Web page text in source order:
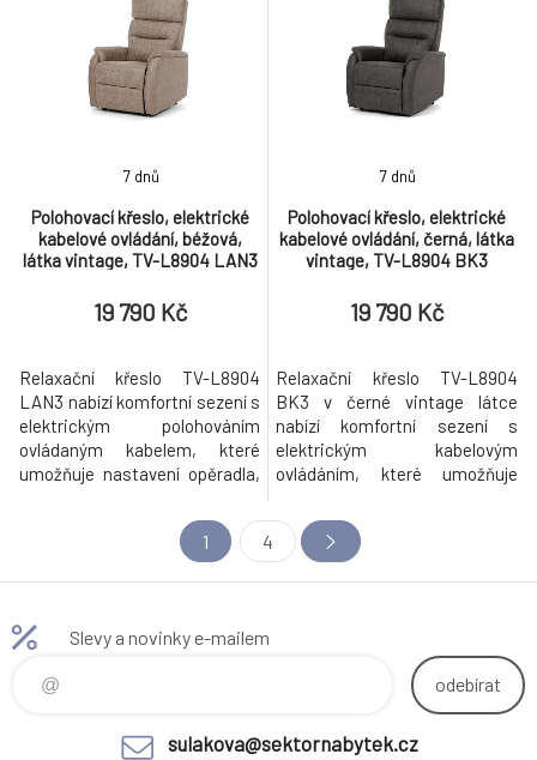
příjemnou texturu a zároveň
snadnou údržbu, zatímco
pevné kovové nohy zajišťují
stabilitu a dlouhou životnost. Š
křeslu příjemný vzhled a
snadnou údržbu, zatímco
pevné kovové nohy zajišťují
stabilitu a dlouhou životnost.
Křeslo je vybaven
Polohovací křeslo, elektrické
kabelové ovládání, béžová,
látka vintage, TV-L8904 LAN3
7 dnů
19 790 Kč
Relaxační křeslo TV-L8904
LAN3 nabízí komfortní sezení s
elektrickým polohováním
ovládaným kabelem, které
umožňuje nastavení opěradla,
motorů. Potah je z příjemné
látky v krémovém vintage
odstínu, která dodává křeslu
zajišťuje stabilitu a dlouhou
Polohovací křeslo, elektrické
kabelové ovládání, černá, látka
vintage, TV-L8904 BK3
7 dnů
19 790 Kč
Relaxační křeslo TV-L8904
BK3 v černé vintage látce
nabízí komfortní sezení s
elektrickým kabelovým
ovládáním, které umožňuje
motorům. Pevná kovová
podnož zajišťuje stabilitu a
dlouhou životnost, zatímco
odpočinku. Křeslo je vybaveno
1 4
Slevy a novinky e-mailem
odebírat
sulakova@sektornabytek.cz